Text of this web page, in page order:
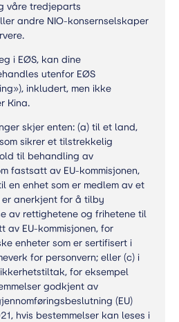
våre tredjeparts
andre NIO-konsernselskaper
i EØS, kan dine
utenfor EØS
inkludert, men ikke
Kina.
skjer enten: (a) til et land,
sikrer et tilstrekkelig
til behandling av
fastsatt av EU-kommisjonen,
en enhet som er medlem av et
er anerkjent for å tilby
av rettighetene og frihetene til
av EU-kommisjonen, for
enheter som er sertifisert i
for personvern; eller (c) i
for eksempel
godkjent av
(EU)
hvis bestemmelser kan leses i